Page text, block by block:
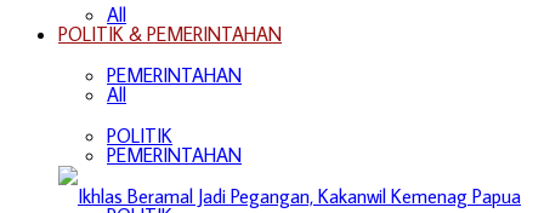
All
PEMERINTAHAN
POLITIK
POLITIK & PEMERINTAHAN
All
PEMERINTAHAN